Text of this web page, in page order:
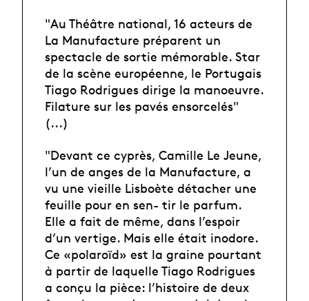
"Au Théâtre national, 16 acteurs de
La Manufacture préparent un
spectacle de sortie mémorable. Star
de la scène européenne, le Portugais
Tiago Rodrigues dirige la manoeuvre.
Filature sur les pavés ensorcelés"
(...)
"Devant ce cyprès, Camille Le Jeune,
l’un de anges de la Manufacture, a
vu une vieille Lisboète détacher une
feuille pour en sen- tir le parfum.
Elle a fait de même, dans l’espoir
d’un vertige. Mais elle était inodore.
Ce «polaroïd» est la graine pourtant
à partir de laquelle Tiago Rodrigues
a conçu la pièce: l’histoire de deux